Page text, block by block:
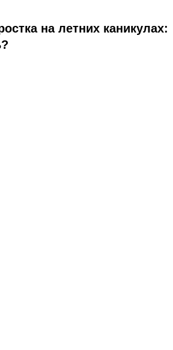
на летних каникулах: